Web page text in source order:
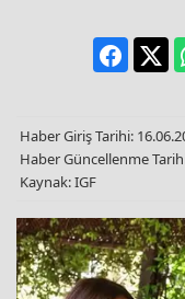
Haber Giriş Tarihi:
Haber Güncellenme
Kaynak: IGF